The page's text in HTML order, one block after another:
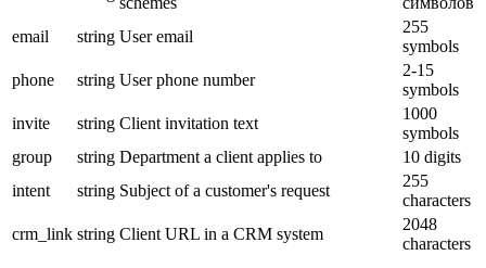
email
string User email
255
symbols
phone
string User phone number
2-15
symbols
invite
string Client invitation text
1000
symbols
group
string Department a client applies to
10 digits
intent
string Subject of a customer's request
255
characters
crm_link string Client URL in a CRM system
2048
characters